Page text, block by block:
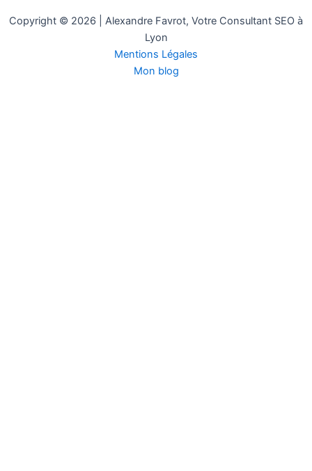
Copyright © 2026 | Alexandre Favrot, Votre Consultant SEO à
Lyon
Mentions Légales
Mon blog